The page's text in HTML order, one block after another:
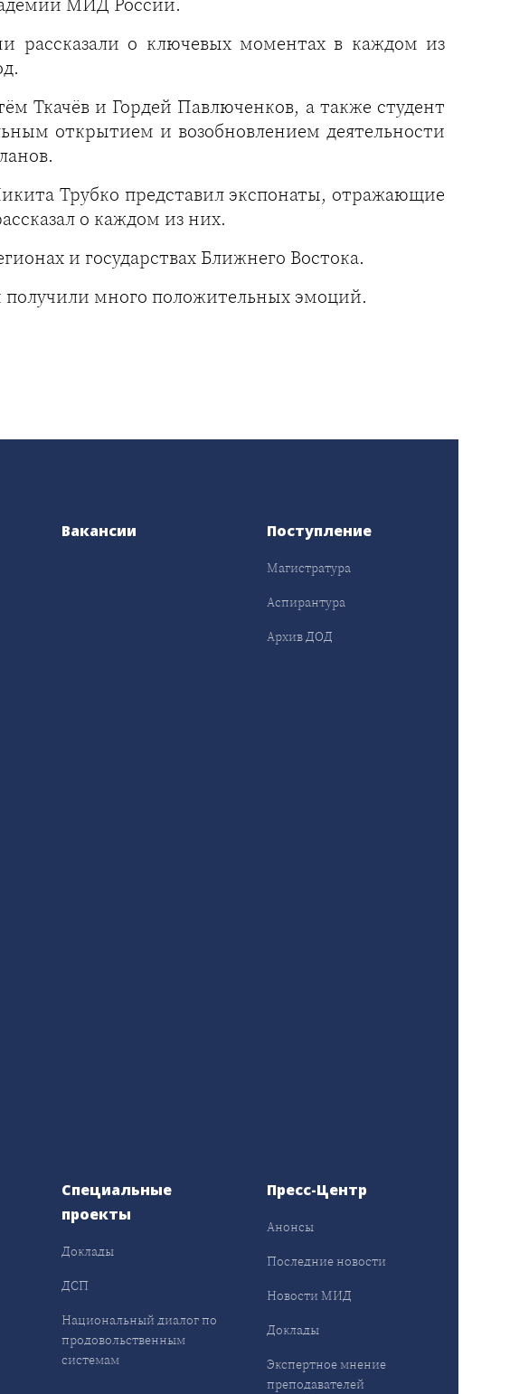
рассказали о ключевых моментах в каждом из
и Гордей Павлюченков, а также студент
открытием и возобновлением деятельности
Трубко представил экспонаты, отражающие
о каждом из них.
и государствах Ближнего Востока.
получили много положительных эмоций.
Вакансии Поступление
Магистратура
Аспирантура
Архив ДОД
Специальные
проекты
Доклады
ДСП
Национальный диалог по
продовольственным
системам
Пресс-Центр
Анонсы
Последние новости
Новости МИД
Доклады
Экспертное мнение
преподавателей